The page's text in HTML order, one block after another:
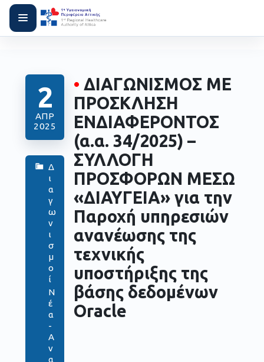
2
ΑΠΡ
2025
Δ
ι
α
γ
ω
ν
ι
σ
μ
ο
ί
Ν
έ
α
-
Α
ν
α
• ΔΙΑΓΩΝΙΣΜΟΣ ΜΕ
ΠΡΟΣΚΛΗΣΗ
ΕΝΔΙΑΦΕΡΟΝΤΟΣ
(α.α. 34/2025) –
ΣΥΛΛΟΓΗ
ΠΡΟΣΦΟΡΩΝ ΜΕΣΩ
«ΔΙΑΥΓΕΙΑ» για την
Παροχή υπηρεσιών
ανανέωσης της
τεχνικής
υποστήριξης της
βάσης δεδομένων
Oracle